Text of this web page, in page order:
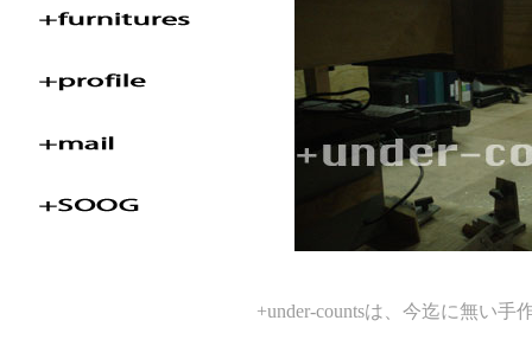
+under-countsは、今迄に無い手